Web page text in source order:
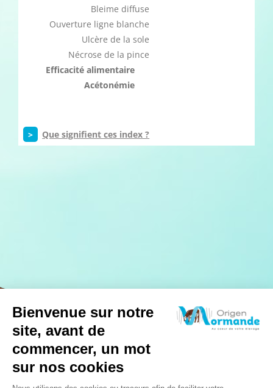
Bleime diffuse
Ouverture ligne blanche
Ulcère de la sole
Nécrose de la pince
Efficacité alimentaire
Acétonémie
> Que signifient ces index ?